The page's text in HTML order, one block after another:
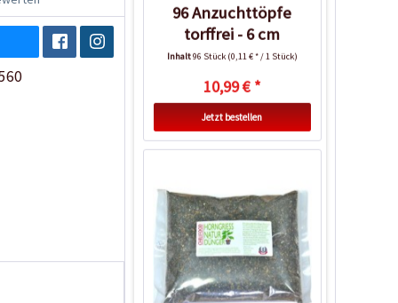
96 Anzuchttöpfe
torffrei - 6 cm
Inhalt96 Stück (0,11 € * / 1 Stück)
10,99 € *
Jetzt bestellen